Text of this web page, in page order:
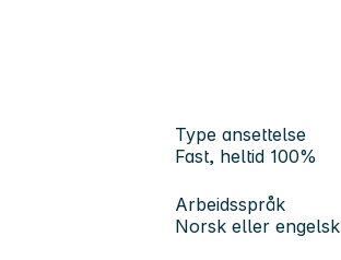
Type ansettelse
Fast, heltid 100%
Arbeidsspråk
Norsk eller engelsk